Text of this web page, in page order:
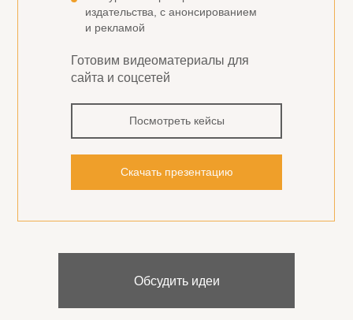
Посмотреть кейсы
издательства, с анонсированием
и рекламой
Готовим видеоматериалы для
сайта и соцсетей
Скачать презентацию
Обсудить идеи